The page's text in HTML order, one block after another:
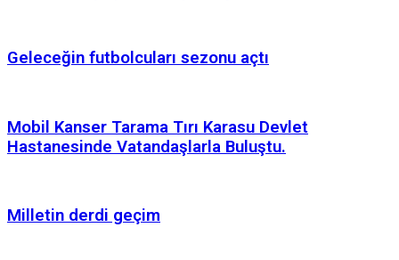
Geleceğin futbolcuları sezonu açtı
Mobil Kanser Tarama Tırı Karasu Devlet
Hastanesinde Vatandaşlarla Buluştu.
Milletin derdi geçim